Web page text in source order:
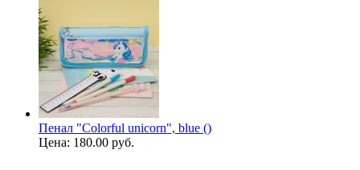
Пенал "Colorful unicorn", blue ()
Цена: 180.00 руб.